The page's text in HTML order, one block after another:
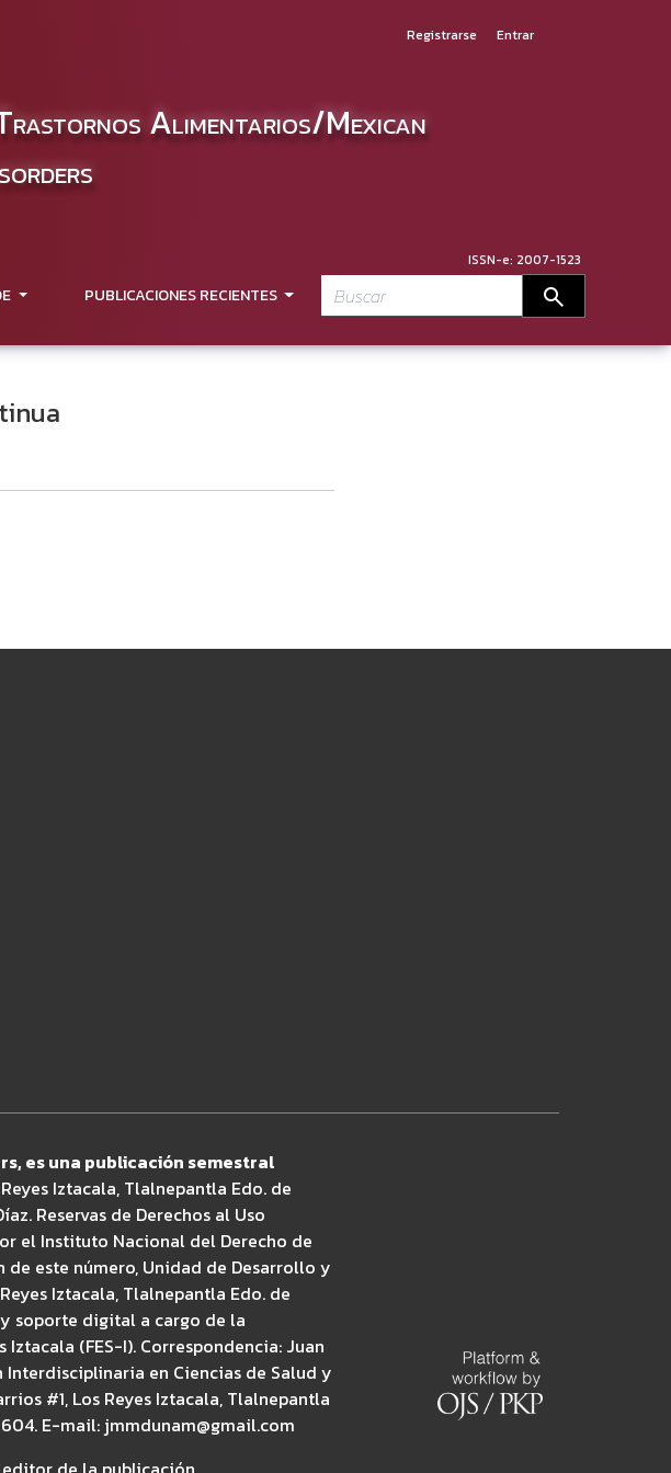
ISSN-e: 2007-1523
Alimentarios/Mexican
PUBLICACIONES RECIENTES search
Registrarse Entrar
es una publicación semestral
Iztacala, Tlalnepantla Edo. de
Reservas de Derechos al Uso
el Instituto Nacional del Derecho de
este número, Unidad de Desarrollo y
Iztacala, Tlalnepantla Edo. de
soporte digital a cargo de la
(FES-I). Correspondencia: Juan
en Ciencias de Salud y
#1, Los Reyes Iztacala, Tlalnepantla
E-mail: jmmdunam@gmail.com